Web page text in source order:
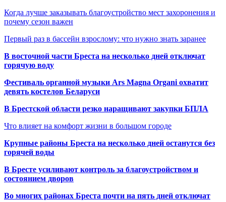
Когда лучше заказывать благоустройство мест захоронения и
почему сезон важен
Первый раз в бассейн взрослому: что нужно знать заранее
В восточной части Бреста на несколько дней отключат
горячую воду
Фестиваль органной музыки Ars Magna Organi охватит
девять костелов Беларуси
В Брестской области резко наращивают закупки БПЛА
Что влияет на комфорт жизни в большом городе
Крупные районы Бреста на несколько дней останутся без
горячей воды
В Бресте усиливают контроль за благоустройством и
состоянием дворов
Во многих районах Бреста почти на пять дней отключат